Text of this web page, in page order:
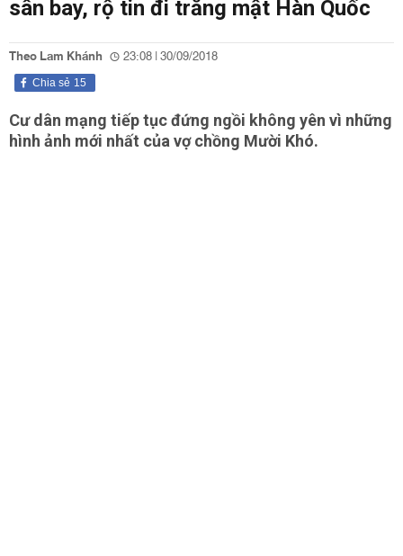
sân bay, rộ tin đi trăng mật Hàn Quốc
Theo Lam Khánh 23:08 | 30/09/2018
15
Chia sẻ
Cư dân mạng tiếp tục đứng ngồi không yên vì những
hình ảnh mới nhất của vợ chồng Mười Khó.